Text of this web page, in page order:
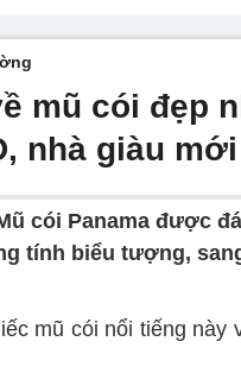
mũ cói đẹp
nhà giàu
cói Panama được
tính biểu tượng,
mũ cói nổi tiếng